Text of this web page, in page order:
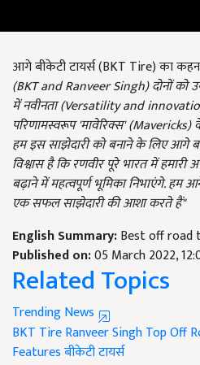
आगे बीकेटी टायर्स (BKT Tire) का
(BKT and Ranveer Singh)दोनों को
में नवीनता (Versatility and
परिणामस्वरूपमावेरिक्स' (Mavericks)
हम इस साझेदारी को बनाने के लिए आगे
विश्वास है कि रणवीर पूरे भारत में
बढ़ाने में महत्वपूर्ण भूमिका निभाएंगे. हम
एक सफल साझेदारी की आशा करते हैं"
English Summary:Best off road
Published on:05 March 2022,
Related Topics
Trending News
BKT TireRanveer SinghTop Off
Featuresबीकेटी टायर्स